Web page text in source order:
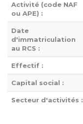
Activité (code NAF
ou APE) :
Date
d'immatriculation
au RCS :
Effectif :
Capital social :
Secteur d'activités :